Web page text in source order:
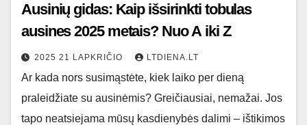
Ausinių gidas: Kaip išsirinkti tobulas
ausines 2025 metais? Nuo A iki Z
2025 21 LAPKRIČIO LTDIENA.LT
Ar kada nors susimąstėte, kiek laiko per dieną
praleidžiate su ausinėmis? Greičiausiai, nemažai. Jos
tapo neatsiejama mūsų kasdienybės dalimi – ištikimos